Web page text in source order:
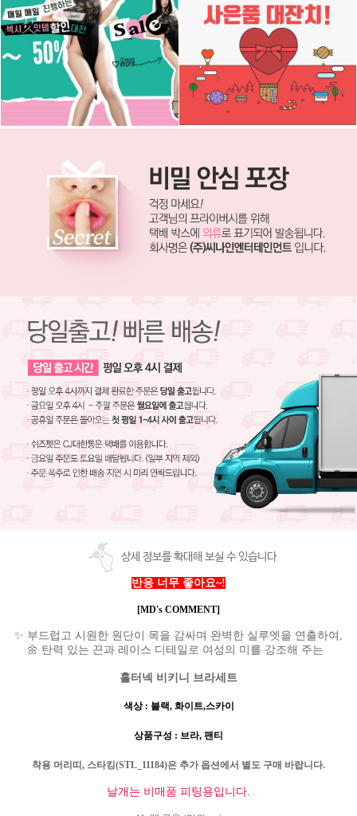
상세 정보를 확대해 보실 수 있습니다
반응 너무 좋아요~!
[MD's COMMENT]
✨ 부드럽고 시원한 원단이 목을 감싸며 완벽한 실루엣을 연출하여,
🌼 탄력 있는 끈과 레이스 디테일로 여성의 미를 강조해 주는
홀터넥 비키니 브라세트
색상: 블랙, 화이트,스카이
상품구성 : 브라, 팬티
착용 머리띠, 스타킹(STL_11184)은 추가 옵션에서 별도 구매 바랍니다.
날개는 비매품 피팅용입니다.